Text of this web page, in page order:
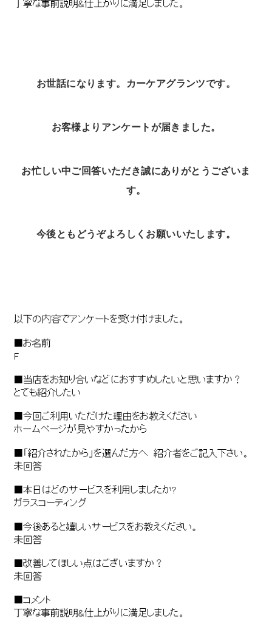
お世話になります。 カーケアグランツです。
お客様よりアンケートが届きました。
お忙しい中ご回答いただき誠にありがとうございま
す。
今後ともどうぞよろしくお願いいたします。